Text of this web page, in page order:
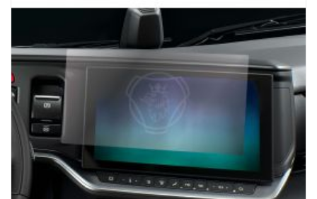
kanssa, kuorma-autoille, joissa on SESAMM7-sähköjärjestelmä,
Tarkista paikalliset hyväksyntäsäännöt GSR Cybersecurityn
olennaisuudesta, koska tuote ei sisälly Scanian kokonaisten
ajoneuvojen VWTA:han.
AUTOMAATTINEN AKSELIN TUNNISTUS:
Vastaanotinyksikkö tunnistaa automaattisesti mahdollisen
perävaunun akselien lukumäärän ja varmistaa, että saat tiedot,
joita tarvitaan turvalliseen ja tehokkaaseen lastaukseen.
MUKAVUUS:
Scania ProRemoten magneettijalustaisen laturin ja USB-C-